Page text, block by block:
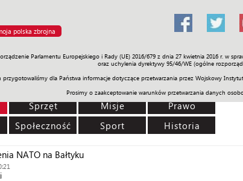
polska zbrojna
Parlamentu Europejskiego i Rady (UE) 2016/679 z dnia 27 kwietnia 2016 r.
oraz uchylenia dyrektywy 95/46/WE (ogólne
dla Państwa informacje dotyczące przetwarzania przez Wojskowy
Prosimy o zaakceptowanie warunków przetwarzania danych
Polityka Prawo Świat Społeczność Sport
Sprzęt Misje
Prawo
Społeczność Sport Historia
NATO na Bałtyku